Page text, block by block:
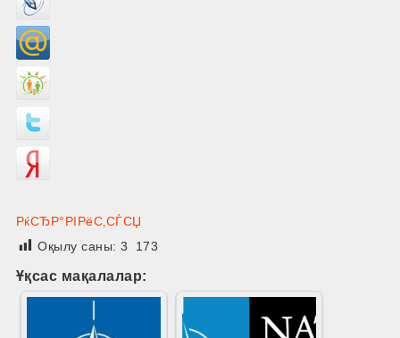
РќСЂР°РІРёС‚СЃСЏ
Оқылу саны:3 173
Ұқсас мақалалар: